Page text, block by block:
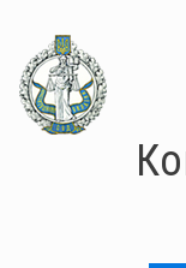
основного
матеріалу